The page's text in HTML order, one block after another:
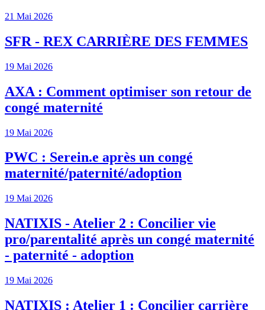
21 Mai 2026
SFR - REX CARRIÈRE DES FEMMES
19 Mai 2026
AXA : Comment optimiser son retour de
congé maternité
19 Mai 2026
PWC : Serein.e après un congé
maternité/paternité/adoption
19 Mai 2026
NATIXIS - Atelier 2 : Concilier vie
pro/parentalité après un congé maternité
- paternité - adoption
19 Mai 2026
NATIXIS : Atelier 1 : Concilier carrière